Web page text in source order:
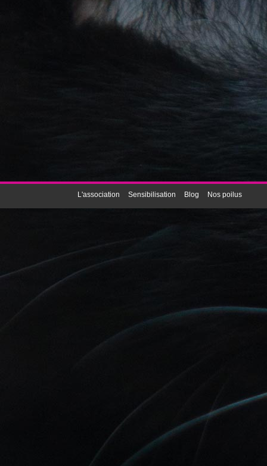
L'association Sensibilisation Blog Nos poilus